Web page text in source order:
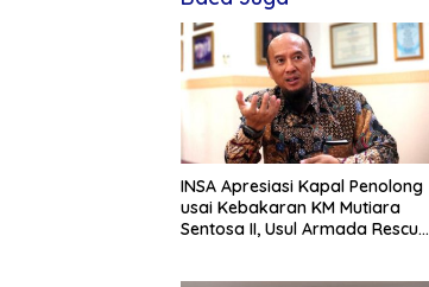
INSA Apresiasi Kapal Penolong
usai Kebakaran KM Mutiara
Sentosa II, Usul Armada Rescue